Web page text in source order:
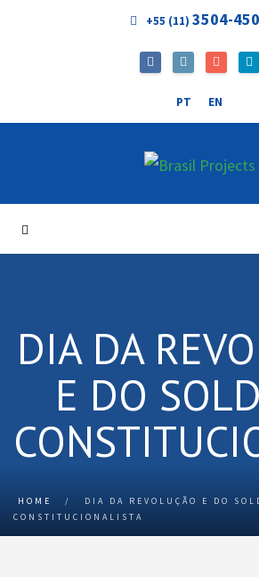
+55 (11) 3504-
PT EN
DIA DA
E DO
HOME /
DIA DA REVOLUÇÃO E DO
CONSTITUCIONALISTA